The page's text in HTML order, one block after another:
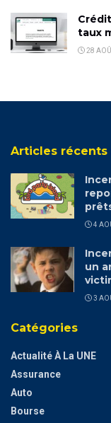
taux
28
Articles récents
4
un
3
Catégories
Actualité À La UNE
Assurance
Auto
Bourse